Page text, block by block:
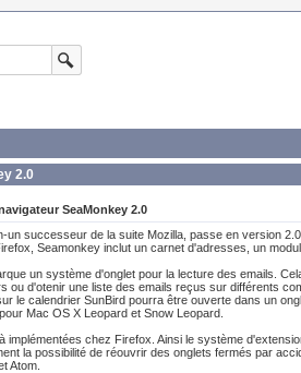
2.0
SeaMonkey 2.0
un successeur de la suite Mozilla, passe en version
Seamonkey inclut un carnet d'adresses, un
un système d'onglet pour la lecture des emails.
ou d'otenir une liste des emails reçus sur différents
le calendrier SunBird pourra être ouverte dans un
Mac OS X Leopard et Snow Leopard.
implémentées chez Firefox. Ainsi le système
la possibilité de réouvrir des onglets fermés par
Atom.